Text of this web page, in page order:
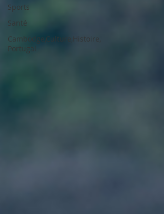
Sports
Santé
Cambodge,Culture,Histoire,
Portugal